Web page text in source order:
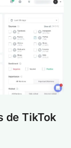
de TikTok